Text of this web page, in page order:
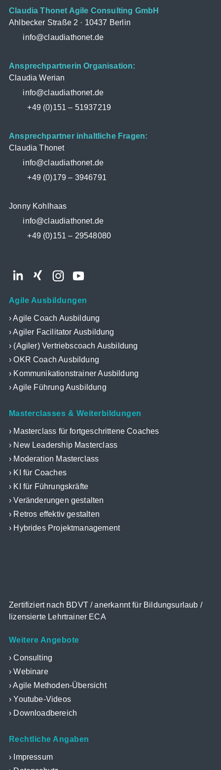
Claudia Thonet Agile Consulting GmbH
Ahlbecker Straße 2 · 10437 Berlin
info@claudiathonet.de
Ansprechpartnerin Organisation:
Claudia Werian
info@claudiathonet.de
+49 (0)151 – 51937219
Ansprechpartner inhaltliche Fragen:
Claudia Thonet
info@claudiathonet.de
+49 (0)179 – 3946791
Jonny Kohlhaas
info@claudiathonet.de
+49 (0)151 – 29548080
Agile Ausbildungen
Agile Coach Ausbildung
Agiler Facilitator Ausbildung
(Agiler) Vertriebscoach Ausbildung
OKR Coach Ausbildung
Kommunikationstrainer Ausbildung
Agile Führung Ausbildung
Masterclasses & Weiterbildungen
Masterclass für fortgeschrittene Coaches
New Leadership Masterclass
Moderation Masterclass
KI für Coaches
KI für Führungskräfte
Veränderungen gestalten
Retros effektiv gestalten
Hybrides Projektmanagement
Zertifiziert nach BDVT / anerkannt für Bildungsurlaub /
lizensierte Lehrtrainer ECA
Weitere Angebote
Consulting
Webinare
Agile Methoden-Übersicht
Youtube-Videos
Downloadbereich
Rechtliche Angaben
Impressum